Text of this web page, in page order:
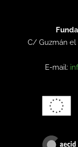
C/ Guzmán
E-mail: